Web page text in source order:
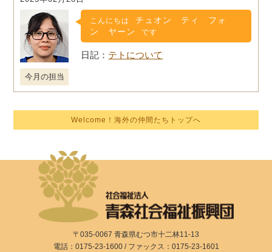
今月の担当
こんにちは
チュオン ティ フォ
ン ヤーン
です
テトについて
Welcome！海外の仲間たちトップへ
〒035-0067 青森県むつ市十二林11-13
電話：0175-23-1600 / ファックス：0175-23-1601